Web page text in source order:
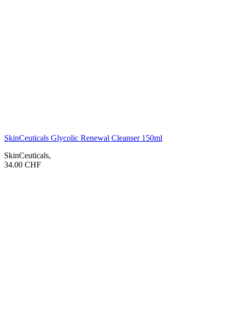
SkinCeuticals Glycolic Renewal Cleanser 150ml
SkinCeuticals,
34.00 CHF